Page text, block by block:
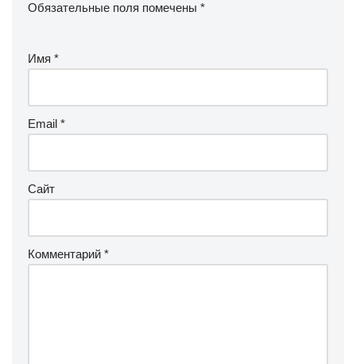
Обязательные поля помечены *
Имя *
Email *
Сайт
Комментарий *